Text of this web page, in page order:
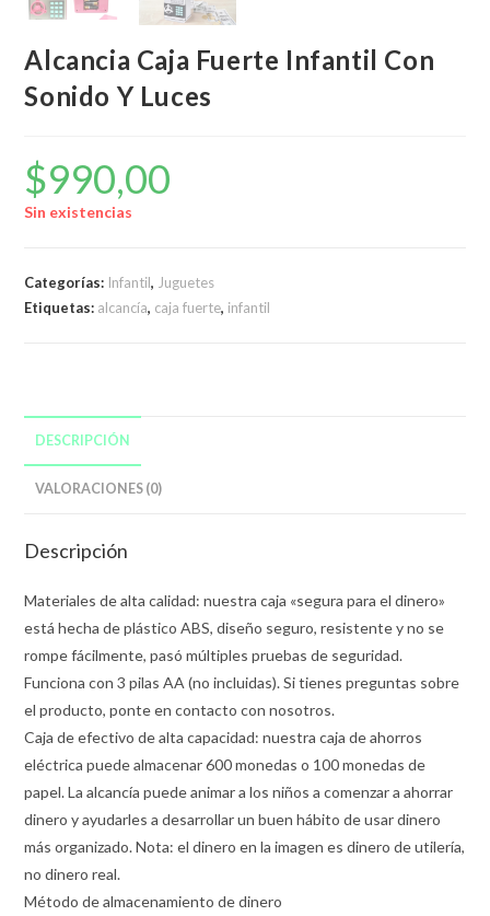
Alcancia Caja Fuerte Infantil Con
Sonido Y Luces
$990,00
Sin existencias
Categorías: Infantil, Juguetes
Etiquetas: alcancía, caja fuerte, infantil
DESCRIPCIÓN
VALORACIONES (0)
Descripción
Materiales de alta calidad: nuestra caja «segura para el dinero»
está hecha de plástico ABS, diseño seguro, resistente y no se
rompe fácilmente, pasó múltiples pruebas de seguridad.
Funciona con 3 pilas AA (no incluidas). Si tienes preguntas sobre
el producto, ponte en contacto con nosotros.
Caja de efectivo de alta capacidad: nuestra caja de ahorros
eléctrica puede almacenar 600 monedas o 100 monedas de
papel. La alcancía puede animar a los niños a comenzar a ahorrar
dinero y ayudarles a desarrollar un buen hábito de usar dinero
más organizado. Nota: el dinero en la imagen es dinero de utilería,
no dinero real.
Método de almacenamiento de dinero